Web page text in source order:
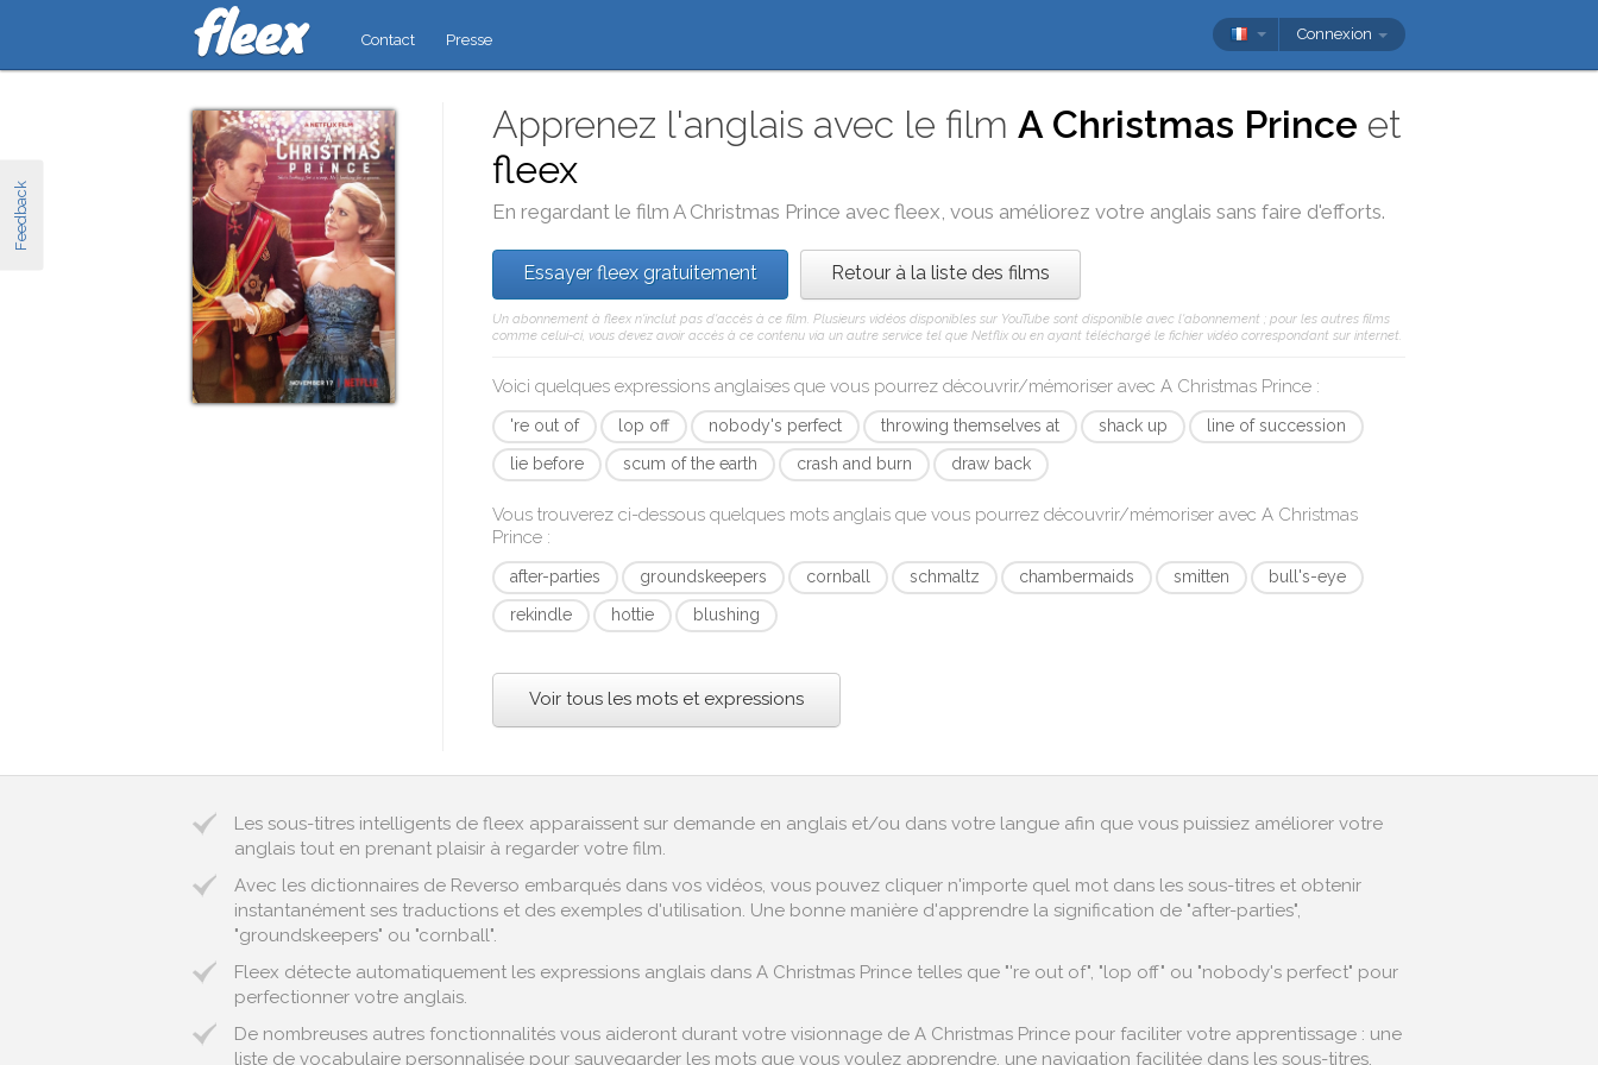
Feedback
Contact Presse Connexion
Apprenez l'anglais avec le filmA Christmas Prince et
fleex
En regardant le filmA Christmas Prince avecfleex, vous améliorez votre anglais sans faire d'efforts.
Essayer fleex gratuitement Retour à la liste des films
Un abonnement à fleex n'inclut pas d'accès à ce film. Plusieurs vidéos disponibles sur YouTube sont disponible avec l'abonnement ; pour les autres films
comme celui-ci, vous devez avoir accès à ce contenu via un autre service tel que Netflix ou en ayant téléchargé le fichier vidéo correspondant sur internet.
Voici quelques expressions anglaises que vous pourrez découvrir/mémoriser avecA Christmas Prince :
're out of lop off nobody's perfect throwing themselves at shack up
line of succession
lie before
scum of the earth crash and burn draw back
Vous trouverez ci-dessous quelques mots anglais que vous pourrez découvrir/mémoriser avecA Christmas
Prince :
after-parties groundskeepers cornball schmaltz chambermaids smitten
bull's-eye
rekindle
hottie blushing
Voir tous les mots et expressions
Les sous-titres intelligents de fleex apparaissent sur demande en anglais et/ou dans votre langue afin que vous puissiez améliorer votre
anglais tout en prenant plaisir à regarder votre film.
Avec les dictionnaires de Reverso embarqués dans vos vidéos, vous pouvez cliquer n'importe quel mot dans les sous-titres et obtenir
instantanément ses traductions et des exemples d'utilisation. Une bonne manière d'apprendre la signification de "after-parties",
"groundskeepers" ou "cornball".
Fleex détecte automatiquement les expressions anglais dans A Christmas Prince telles que "'re out of", "lop off" ou "nobody's perfect" pour
perfectionner votre anglais.
De nombreuses autres fonctionnalités vous aideront durant votre visionnage de A Christmas Prince pour faciliter votre apprentissage : une
liste de vocabulaire personnalisée pour sauvegarder les mots que vous voulez apprendre, une navigation facilitée dans les sous-titres,